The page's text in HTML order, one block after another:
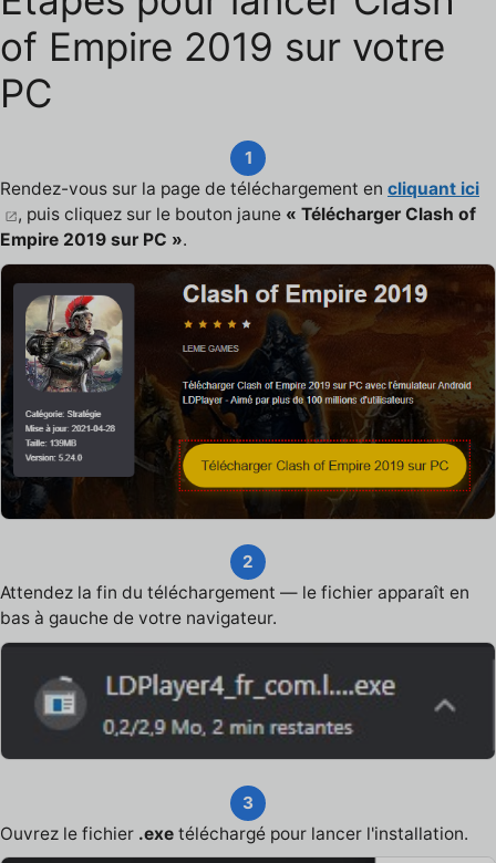
of Empire 2019 sur votre
PC
1
Rendez-vous sur la page de téléchargement en cliquant ici
, puis cliquez sur le bouton jaune « Télécharger Clash of
Empire 2019 sur PC ».
2
Attendez la fin du téléchargement — le fichier apparaît en
bas à gauche de votre navigateur.
3
Ouvrez le fichier .exe téléchargé pour lancer l'installation.